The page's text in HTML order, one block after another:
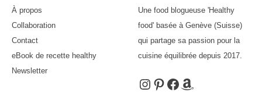
À propos
Collaboration
Contact
eBook de recette healthy
Newsletter
Une food blogueuse 'Healthy
food' basée à Genève (Suisse)
qui partage sa passion pour la
cuisine équilibrée depuis 2017.
Instagram
Pinterest
Facebook
Amazon